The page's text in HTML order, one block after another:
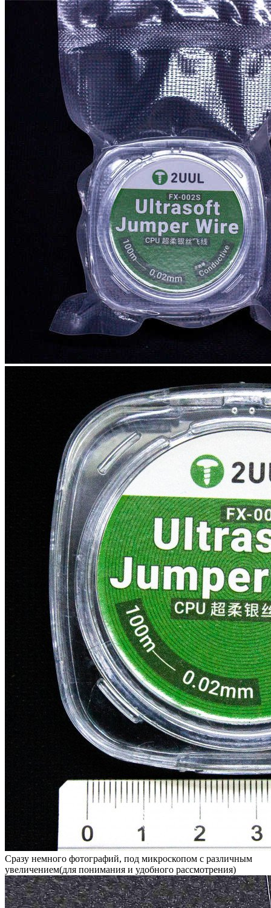
Сразу немного фотографий, под микроскопом с различным
увеличением(для понимания и удобного рассмотрения)